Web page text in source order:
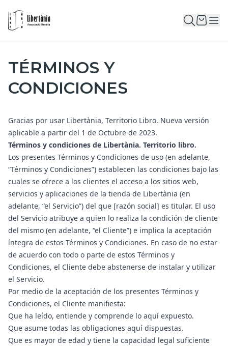
TÉRMINOS Y
CONDICIONES
Gracias por usar Libertània, Territorio Libro. Nueva versión
aplicable a partir del 1 de Octubre de 2023.
Términos y condiciones de Libertània. Territorio libro.
Los presentes Términos y Condiciones de uso (en adelante,
“Términos y Condiciones”) establecen las condiciones bajo las
cuales se ofrece a los clientes el acceso a los sitios web,
servicios y aplicaciones de la tienda de Libertània (en
adelante, “el Servicio”) del que [razón social] es titular. El uso
del Servicio atribuye a quien lo realiza la condición de cliente
del mismo (en adelante, “el Cliente”) e implica la aceptación
íntegra de estos Términos y Condiciones. En caso de no estar
de acuerdo con todo o parte de estos Términos y
Condiciones, el Cliente debe abstenerse de instalar y utilizar
el Servicio.
Por medio de la aceptación de los presentes Términos y
Condiciones, el Cliente manifiesta:
Que ha leído, entiende y comprende lo aquí expuesto.
Que asume todas las obligaciones aquí dispuestas.
Que es mayor de edad y tiene la capacidad legal suficiente